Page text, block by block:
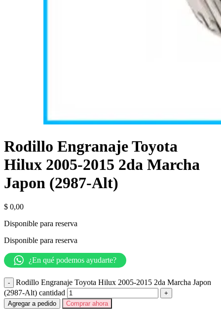
Rodillo Engranaje Toyota
Hilux 2005-2015 2da Marcha
Japon (2987-Alt)
$ 0,00
Disponible para reserva
Disponible para reserva
¿En qué podemos ayudarte?
Rodillo Engranaje Toyota Hilux 2005-2015 2da Marcha Japon
(2987-Alt) cantidad
Agregar a pedido Comprar ahora